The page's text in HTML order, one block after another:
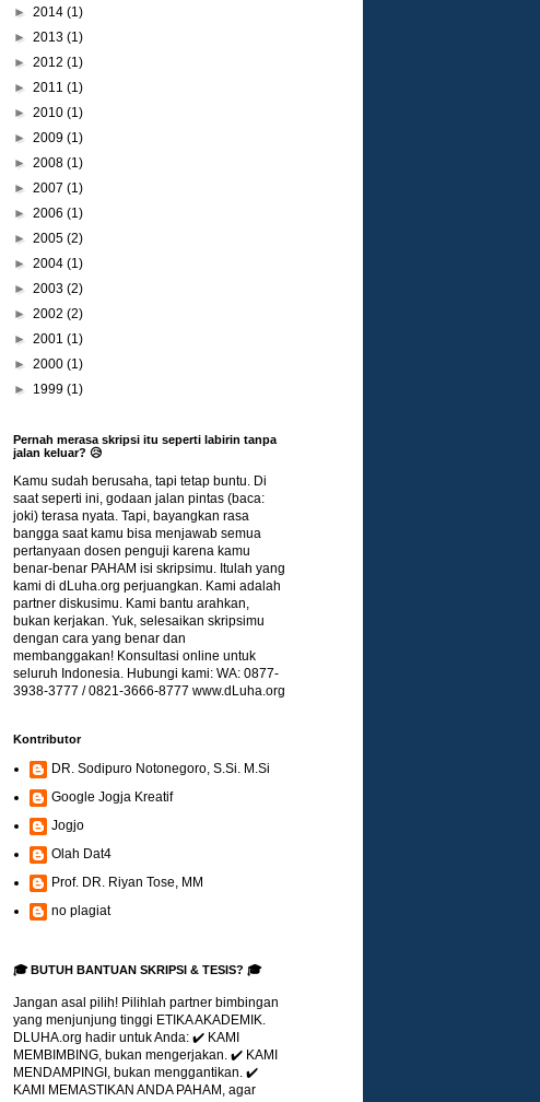
► 2014 (1)
► 2013 (1)
► 2012 (1)
► 2011 (1)
► 2010 (1)
► 2009 (1)
► 2008 (1)
► 2007 (1)
► 2006 (1)
► 2005 (2)
► 2004 (1)
► 2003 (2)
► 2002 (2)
► 2001 (1)
► 2000 (1)
►
1999 (1)
Pernah merasa skripsi itu seperti labirin tanpa
jalan keluar? 😥
Kamu sudah berusaha, tapi tetap buntu. Di
saat seperti ini, godaan jalan pintas (baca:
joki) terasa nyata. Tapi, bayangkan rasa
bangga saat kamu bisa menjawab semua
pertanyaan dosen penguji karena kamu
benar-benar PAHAM isi skripsimu. Itulah yang
kami di dLuha.org perjuangkan. Kami adalah
partner diskusimu. Kami bantu arahkan,
bukan kerjakan. Yuk, selesaikan skripsimu
dengan cara yang benar dan
membanggakan! Konsultasi online untuk
seluruh Indonesia. Hubungi kami: WA: 0877-
3938-3777 / 0821-3666-8777 www.dLuha.org
Kontributor
DR. Sodipuro Notonegoro, S.Si. M.Si
Google Jogja Kreatif
Jogjo
Olah Dat4
Prof. DR. Riyan Tose, MM
no plagiat
🎓 BUTUH BANTUAN SKRIPSI & TESIS? 🎓
Jangan asal pilih! Pilihlah partner bimbingan
yang menjunjung tinggi ETIKA AKADEMIK.
DLUHA.org hadir untuk Anda: ✔️ KAMI
MEMBIMBING, bukan mengerjakan. ✔️ KAMI
MENDAMPINGI, bukan menggantikan. ✔️
KAMI MEMASTIKAN ANDA PAHAM, agar